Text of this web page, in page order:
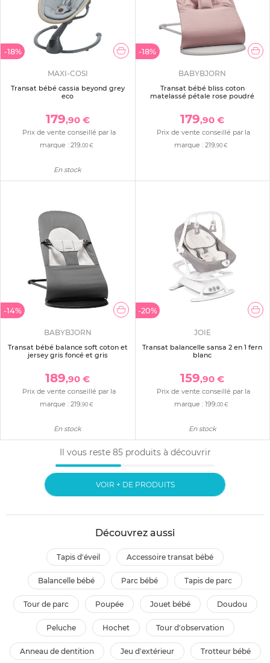
-18%
MAXI-COSI
Transat bébé cassia beyond grey
eco
179,90 €
Prix de vente conseillé par la
marque : 219 ,00 €
En stock
-18%
BABYBJORN
Transat bébé bliss coton
matelassé pétale rose poudré
179,90 €
Prix de vente conseillé par la
marque :219,90 €
-14%
BABYBJORN
Transat bébé balance soft coton et
jersey gris foncé et gris
189,90 €
Prix de vente conseillé par la
marque : 219 ,90 €
En stock
-20%
JOIE
Transat balancelle sansa 2 en 1 fern
blanc
159,90 €
Prix de vente conseillé par la
marque : 199 ,00 €
En stock
Il vous reste 85produits à découvrir
VOIR + DE PRODUITS
Découvrez aussi
tapis d'éveil accessoire transat bébé
balancelle bébé parc bébé tapis de parc
tour de parc poupée jouet bébé doudou
peluche hochet tour d'observation
anneau de dentition jeu d'extérieur trotteur bébé